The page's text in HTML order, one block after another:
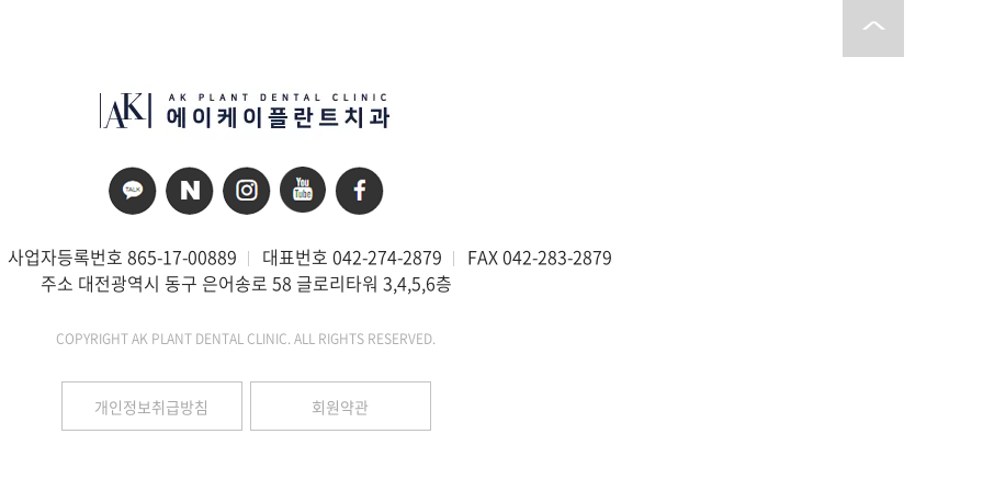
사업자등록번호 865-17-00889 대표번호 042-274-2879
FAX 042-283-2879
주소 대전광역시 동구 은어송로 58 글로리타워 3,4,5,6층
COPYRIGHT AK PLANT DENTAL CLINIC. ALL RIGHTS RESERVED.
개인정보취급방침 회원약관